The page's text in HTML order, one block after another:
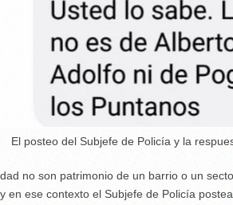
El posteo del Subjefe de Policía y la
no son patrimonio de un barrio o un
en ese contexto el Subjefe de Policía